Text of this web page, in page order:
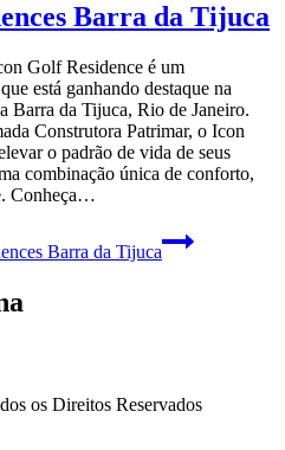
Barra da Tijuca
Golf Residence é um
está ganhando destaque na
Barra da Tijuca, Rio de Janeiro.
Construtora Patrimar, o Icon
o padrão de vida de seus
combinação única de conforto,
Conheça…
Barra da Tijuca
os Direitos Reservados